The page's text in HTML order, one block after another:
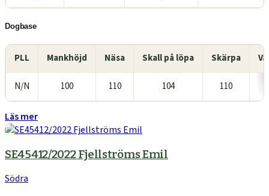
Dogbase
PLL Mankhöjd Näsa Skall på löpa Skärpa
N/N 100 110 104 110
Läs mer
SE45412/2022 Fjellströms Emil
Södra